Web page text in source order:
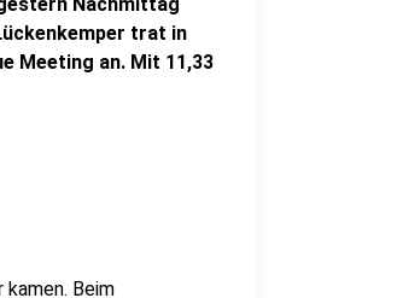
trat in
Meeting an. Mit 11,33
kamen. Beim